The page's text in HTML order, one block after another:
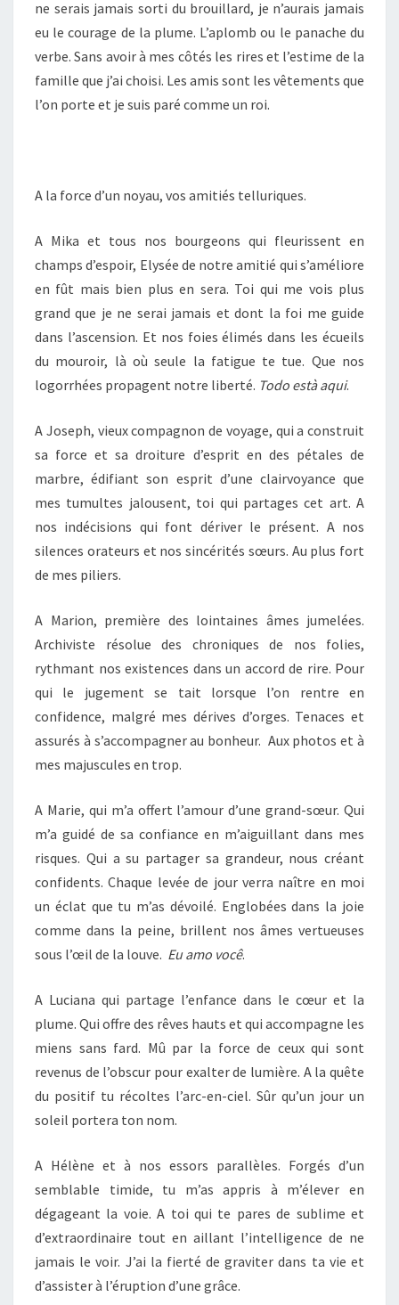
ne serais jamais sorti du brouillard, je n’aurais jamais
eu le courage de la plume. L’aplomb ou le panache du
verbe. Sans avoir à mes côtés les rires et l’estime de la
famille que j’ai choisi. Les amis sont les vêtements que
l’on porte et je suis paré comme un roi.
A la force d’un noyau, vos amitiés telluriques.
A Mika et tous nos bourgeons qui fleurissent en
champs d’espoir, Elysée de notre amitié qui s’améliore
en fût mais bien plus en sera. Toi qui me vois plus
grand que je ne serai jamais et dont la foi me guide
dans l’ascension. Et nos foies élimés dans les écueils
du mouroir, là où seule la fatigue te tue. Que nos
logorrhées propagent notre liberté. Todo està aqui.
A Joseph, vieux compagnon de voyage, qui a construit
sa force et sa droiture d’esprit en des pétales de
marbre, édifiant son esprit d’une clairvoyance que
mes tumultes jalousent, toi qui partages cet art. A
nos indécisions qui font dériver le présent. A nos
silences orateurs et nos sincérités sœurs. Au plus fort
de mes piliers.
A Marion, première des lointaines âmes jumelées.
Archiviste résolue des chroniques de nos folies,
rythmant nos existences dans un accord de rire. Pour
qui le jugement se tait lorsque l’on rentre en
confidence, malgré mes dérives d’orges. Tenaces et
assurés à s’accompagner au bonheur. Aux photos et à
mes majuscules en trop.
A Marie, qui m’a offert l’amour d’une grand-sœur. Qui
m’a guidé de sa confiance en m’aiguillant dans mes
risques. Qui a su partager sa grandeur, nous créant
confidents. Chaque levée de jour verra naître en moi
un éclat que tu m’as dévoilé. Englobées dans la joie
comme dans la peine, brillent nos âmes vertueuses
sous l’œil de la louve. Eu amo você.
A Luciana qui partage l’enfance dans le cœur et la
plume. Qui offre des rêves hauts et qui accompagne les
miens sans fard. Mû par la force de ceux qui sont
revenus de l’obscur pour exalter de lumière. A la quête
du positif tu récoltes l’arc-en-ciel. Sûr qu’un jour un
soleil portera ton nom.
A Hélène et à nos essors parallèles. Forgés d’un
semblable timide, tu m’as appris à m’élever en
dégageant la voie. A toi qui te pares de sublime et
d’extraordinaire tout en aillant l’intelligence de ne
jamais le voir. J’ai la fierté de graviter dans ta vie et
d’assister à l’éruption d’une grâce.